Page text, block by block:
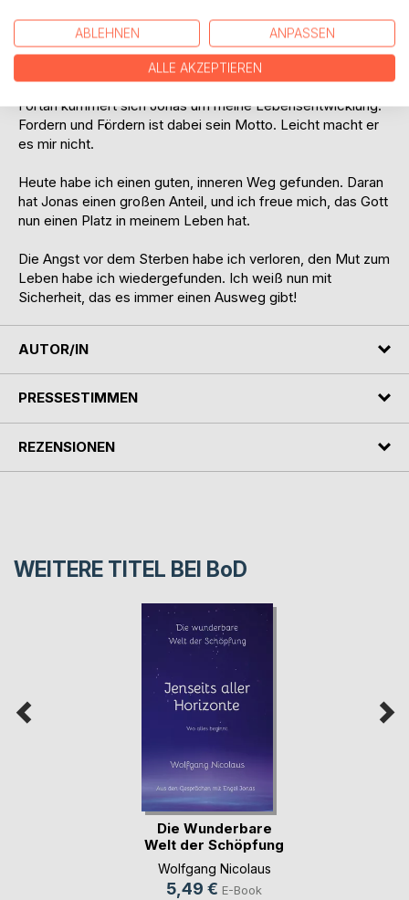
überdenken. Dabei lernte ich meinen Schutzengel kennen.
Ich nannte ihn spontan Jonas. Doch er ließ mich nicht in
den Himmel. "Ich sei noch nicht soweit," raunte er.
Fortan kümmert sich Jonas um meine Lebensentwicklung.
Fordern und Fördern ist dabei sein Motto. Leicht macht er
es mir nicht.
Heute habe ich einen guten, inneren Weg gefunden. Daran
hat Jonas einen großen Anteil, und ich freue mich, das Gott
nun einen Platz in meinem Leben hat.
Die Angst vor dem Sterben habe ich verloren, den Mut zum
Leben habe ich wiedergefunden. Ich weiß nun mit
Sicherheit, das es immer einen Ausweg gibt!
AUTOR/IN
PRESSESTIMMEN
REZENSIONEN
WEITERE TITEL BEI BoD
Die Wunderbare
Welt der Schöpfung
(...)
Wolfgang Nicolaus
5,49 € E-Book
ABLEHNEN ANPASSEN
ALLE AKZEPTIEREN